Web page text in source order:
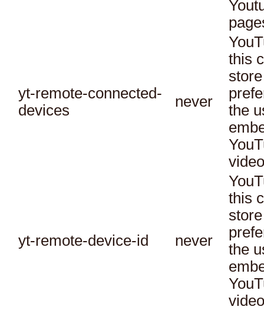
yt-remote-connected-
devices
never
this
the
yt-remote-device-id never
this
the